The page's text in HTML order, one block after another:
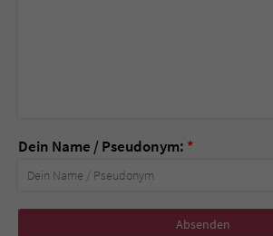
Dein Name / Pseudonym: *
Nicht